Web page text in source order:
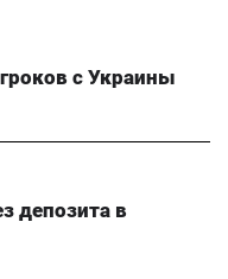
с Украины
депозита в